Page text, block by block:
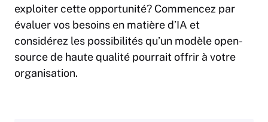
exploiter cette opportunité? Commencez par
évaluer vos besoins en matière d’IA et
considérez les possibilités qu’un modèle open-
source de haute qualité pourrait offrir à votre
organisation.